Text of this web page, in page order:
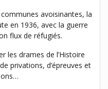
avoisinantes, la
en 1936, avec la guerre
flux de réfugiés.
les drames de l’Histoire
privations, d’épreuves et